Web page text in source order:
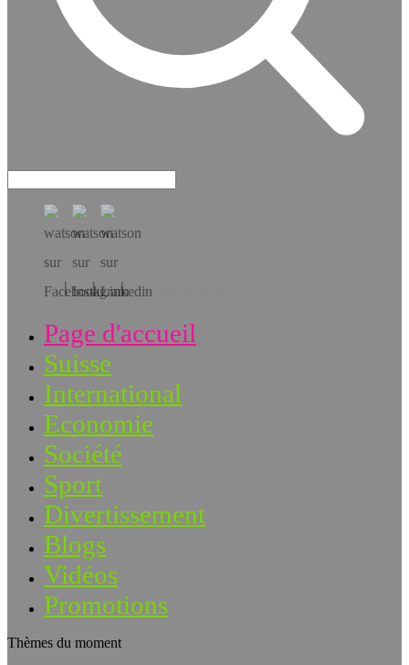
Téléchargez l’app!
Page d'accueil
Suisse
International
Economie
Société
Sport
Divertissement
Blogs
Vidéos
Promotions
Thèmes du moment